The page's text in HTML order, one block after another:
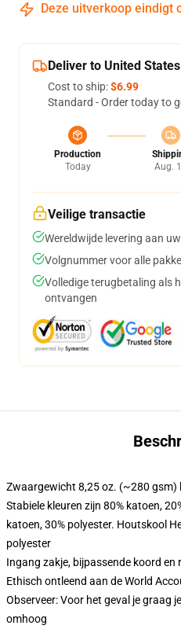
Deze uitverkoop eindigt
Deliver to United States
Cost to ship:$6.99
Standard - Order today to
Production
Today
Aug.
Veilige transactie
Wereldwijde levering aan
Volgnummer voor alle
Volledige terugbetaling als
ontvangen
Zwaargewicht 8,25 oz. (~280 gsm)
Stabiele kleuren zijn 80% katoen,
katoen, 30% polyester. Houtskool
polyester
Ingang zakje, bijpassende koord en
Ethisch ontleend aan de World
Observeer: Voor het geval je graag
omhoog